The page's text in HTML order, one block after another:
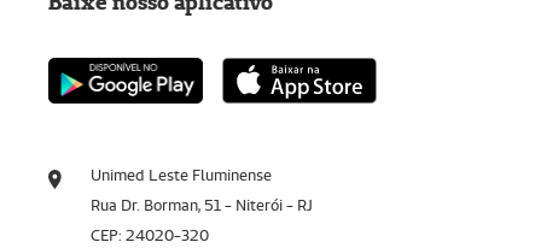
Unimed Leste Fluminense
Rua Dr. Borman, 51 - Niterói - RJ
CEP: 24020-320